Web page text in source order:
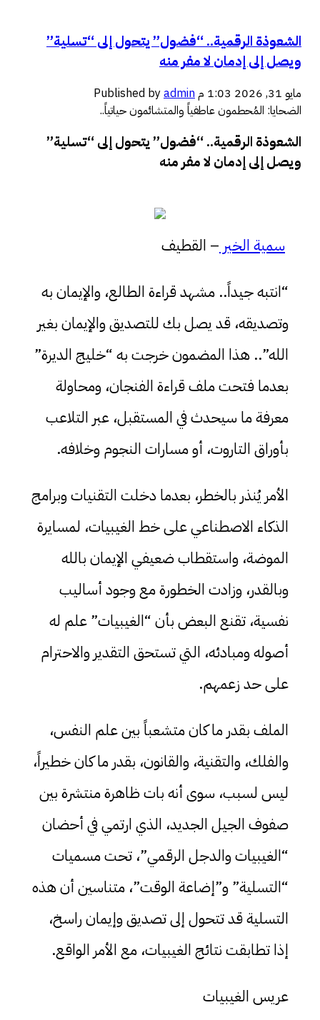
الشعوذة الرقمية.. “فضول” يتحول إلى “تسلية”
ويصل إلى إدمان لا مفر منه
مايو 31, 2026 1:03 م Published byadmin
الضحايا: المُحطمون عاطفياً والمتشائمون حياتياً..
الشعوذة الرقمية.. “فضول” يتحول إلى “تسلية”
ويصل إلى إدمان لا مفر منه
سمية الخير – القطيف
“انتبه جيداً.. مشهد قراءة الطالع، والإيمان به
وتصديقه، قد يصل بك للتصديق والإيمان بغير
الله”.. هذا المضمون خرجت به “خليج الديرة”
بعدما فتحت ملف قراءة الفنجان، ومحاولة
معرفة ما سيحدث في المستقبل، عبر التلاعب
بأوراق التاروت، أو مسارات النجوم وخلافه.
الأمر يُنذر بالخطر، بعدما دخلت التقنيات وبرامج
الذكاء الاصطناعي على خط الغيبيات، لمسايرة
الموضة، واستقطاب ضعيفي الإيمان بالله
وبالقدر، وزادت الخطورة مع وجود أساليب
نفسية، تقنع البعض بأن “الغيبيات” علم له
أصوله ومبادئه، التي تستحق التقدير والاحترام
على حد زعمهم.
الملف بقدر ما كان متشعباً بين علم النفس،
والفلك، والتقنية، والقانون، بقدر ما كان خطيراً،
ليس لسبب، سوى أنه بات ظاهرة منتشرة بين
صفوف الجيل الجديد، الذي ارتمي في أحضان
“الغيبيات والدجل الرقمي”، تحت مسميات
“التسلية” و”إضاعة الوقت”، متناسين أن هذه
التسلية قد تتحول إلى تصديق وإيمان راسخ،
إذا تطابقت نتائج الغيبيات، مع الأمر الواقع.
عريس الغيبيات